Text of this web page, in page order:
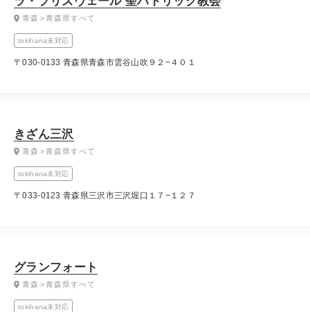
tokihana未対応
〒030-0133 青森県青森市雲谷山吹９２−４０１
青森 青森県すべて
きざん三沢
tokihana未対応
〒033-0123 青森県三沢市三沢堀口１７−１２７
青森 青森県すべて
グランフォート
tokihana未対応
青森 青森県すべて